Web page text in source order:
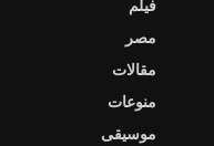
فيلم
مصر
مقالات
منوعات
موسيقى